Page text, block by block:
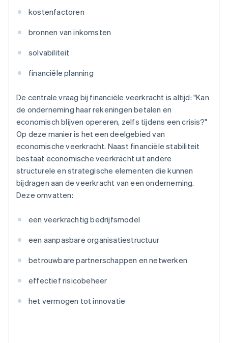
kostenfactoren
bronnen van inkomsten
solvabiliteit
financiële planning
De centrale vraag bij financiële veerkracht is altijd: "Kan
de onderneming haar rekeningen betalen en
economisch blijven opereren, zelfs tijdens een crisis?"
Op deze manier is het een deelgebied van
economische veerkracht. Naast financiële stabiliteit
bestaat economische veerkracht uit andere
structurele en strategische elementen die kunnen
bijdragen aan de veerkracht van een onderneming.
Deze omvatten:
een veerkrachtig bedrijfsmodel
een aanpasbare organisatiestructuur
betrouwbare partnerschappen en netwerken
effectief risicobeheer
het vermogen tot innovatie